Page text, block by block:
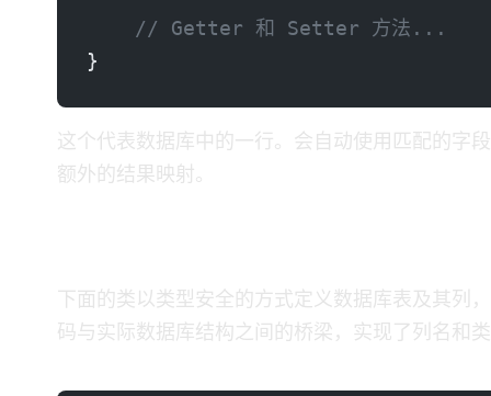
    // Getter 和 Setter 方法...
}
这个 POJO 代表数据库中的一行。MyBatis 会自动使用匹
额外的结果映射。
下面的类以类型安全的方式定义数据库表及其列，允许在构建
码与实际数据库结构之间的桥梁，实现了列名和